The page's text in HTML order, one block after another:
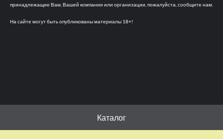
принадлежащие Вам, Вашей компании или организации, пожалуйста, сообщите нам.
На сайте могут быть опубликованы материалы 18+!
Каталог